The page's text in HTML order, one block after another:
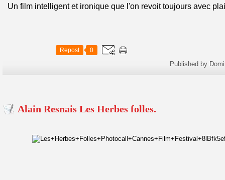
Un film intelligent et ironique que l'on revoit toujours avec
Repost 0
Published by
Alain Resnais Les Herbes folles.